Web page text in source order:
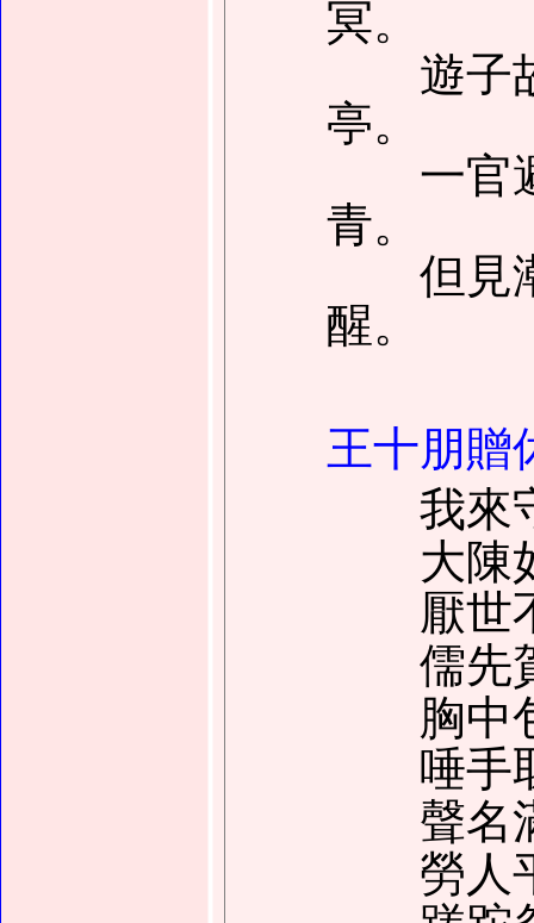
冥。
遊子故
亭。
一官避
青。
但見潮
醒。
王十朋贈
我來
大陳如
厭世不
儒先賀
胸中包
唾手取
聲名滿
勞人平